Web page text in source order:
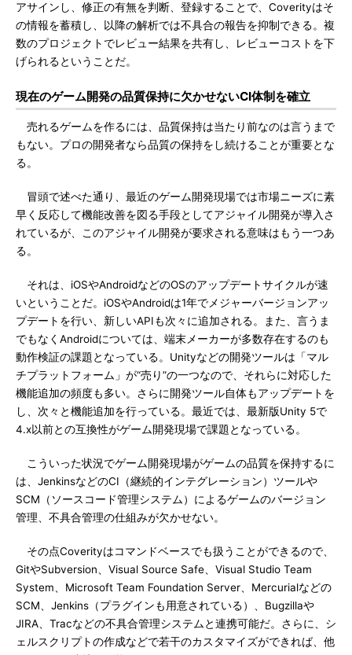
アサインし、修正の有無を判断、登録することで、Coverityはそ
の情報を蓄積し、以降の解析では不具合の報告を抑制できる。複
数のプロジェクトでレビュー結果を共有し、レビューコストを下
げられるということだ。
現在のゲーム開発の品質保持に欠かせないCI体制を確立
売れるゲームを作るには、品質保持は当たり前なのは言うまで
もない。プロの開発者なら品質の保持をし続けることが重要とな
る。
冒頭で述べた通り、最近のゲーム開発現場では市場ニーズに素
早く反応して機能改善を図る手段としてアジャイル開発が導入さ
れているが、このアジャイル開発が要求される意味はもう一つあ
る。
それは、iOSやAndroidなどのOSのアップデートサイクルが速
いということだ。iOSやAndroidは1年でメジャーバージョンアッ
プデートを行い、新しいAPIも次々に追加される。また、言うま
でもなくAndroidについては、端末メーカーが多数存在するのも
動作検証の課題となっている。Unityなどの開発ツールは「マル
チプラットフォーム」が“売り”の一つなので、それらに対応した
機能追加の頻度も多い。さらに開発ツール自体もアップデートを
し、次々と機能追加を行っている。最近では、最新版Unity 5で
4.x以前との互換性がゲーム開発現場で課題となっている。
こういった状況でゲーム開発現場がゲームの品質を保持するに
は、JenkinsなどのCI（継続的インテグレーション）ツールや
SCM（ソースコード管理システム）によるゲームのバージョン
管理、不具合管理の仕組みが欠かせない。
その点Coverityはコマンドベースでも扱うことができるので、
GitやSubversion、Visual Source Safe、Visual Studio Team
System、Microsoft Team Foundation Server、Mercurialなどの
SCM、Jenkins（プラグインも用意されている）、Bugzillaや
JIRA、Tracなどの不具合管理システムと連携可能だ。さらに、シ
ェルスクリプトの作成などで若干のカスタマイズができれば、他